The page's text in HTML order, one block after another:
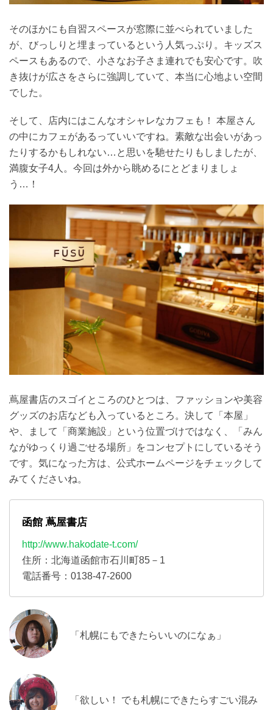
そのほかにも自習スペースが窓際に並べられていました
が、びっしりと埋まっているという人気っぷり。キッズス
ペースもあるので、小さなお子さま連れでも安心です。吹
き抜けが広さをさらに強調していて、本当に心地よい空間
でした。
そして、店内にはこんなオシャレなカフェも！ 本屋さん
の中にカフェがあるっていいですね。素敵な出会いがあっ
たりするかもしれない…と思いを馳せたりもしましたが、
満腹女子4人。今回は外から眺めるにとどまりましょ
う…！
蔦屋書店のスゴイところのひとつは、ファッションや美容
グッズのお店なども入っているところ。決して「本屋」
や、まして「商業施設」という位置づけではなく、「みん
ながゆっくり過ごせる場所」をコンセプトにしているそう
です。気になった方は、公式ホームページをチェックして
みてくださいね。
函館 蔦屋書店
http://www.hakodate-t.com/
住所：北海道函館市石川町85－1
電話番号：0138-47-2600
「札幌にもできたらいいのになぁ」
「欲しい！ でも札幌にできたらすごい混み